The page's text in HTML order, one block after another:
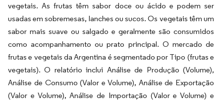
vegetais. As frutas têm sabor doce ou ácido e podem ser
usadas em sobremesas, lanches ou sucos. Os vegetais têm um
sabor mais suave ou salgado e geralmente são consumidos
como acompanhamento ou prato principal. O mercado de
frutas e vegetais da Argentina é segmentado por Tipo (frutas e
vegetais). O relatório inclui Análise de Produção (Volume),
Análise de Consumo (Valor e Volume), Análise de Exportação
(Valor e Volume), Análise de Importação (Valor e Volume) e